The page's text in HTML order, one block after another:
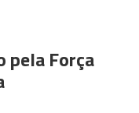
pela Força